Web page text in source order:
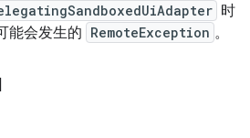
时
能会发生的 RemoteException 。